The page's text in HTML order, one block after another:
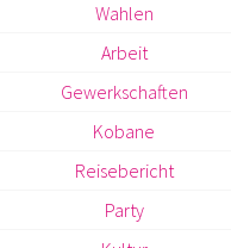
Wahlen
Arbeit
Gewerkschaften
Kobane
Reisebericht
Party